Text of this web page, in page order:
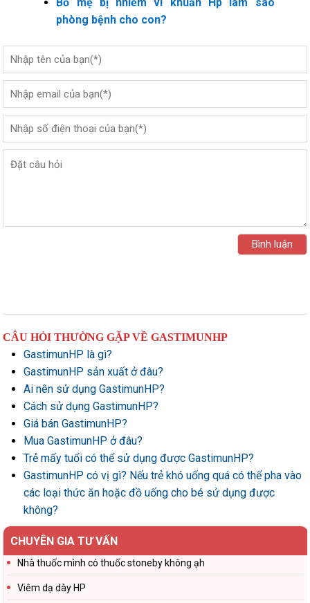
phòng bệnh cho con?
CÂU HỎI THƯỜNG GẶP VỀ GASTIMUNHP
GastimunHP là gì?
GastimunHP sản xuất ở đâu?
Ai nên sử dụng GastimunHP?
Cách sử dụng GastimunHP?
Giá bán GastimunHP?
Mua GastimunHP ở đâu?
Trẻ mấy tuổi có thể sử dụng được GastimunHP?
GastimunHP có vị gì? Nếu trẻ khó uống quá có thể pha vào
các loại thức ăn hoặc đồ uống cho bé sử dụng được
không?
CHUYÊN GIA TƯ VẤN
Nhà thuốc mình có thuốc stoneby không ạh
Viêm dạ dày HP